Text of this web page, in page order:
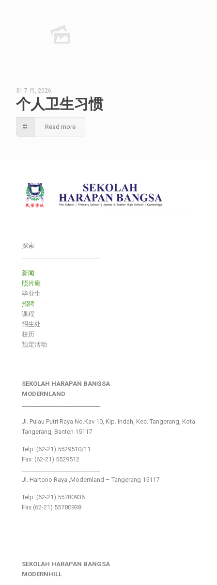
31 7 月, 2026
个人卫生习惯
Read more
探索
新闻
照片廊
毕业生
招聘
课程
招生处
校历
预定活动
SEKOLAH HARAPAN BANGSA
MODERNLAND
Jl. Pulau Putri Raya No.Kav 10, Klp. Indah, Kec. Tangerang, Kota
Tangerang, Banten 15117
Telp: (62-21) 5529510/11
Fax: (62-21) 5529512
Jl. Hartono Raya ,Modernland – Tangerang 15117
Telp. (62-21) 55780936
Fax (62-21) 55780938
SEKOLAH HARAPAN BANGSA
MODERNHILL